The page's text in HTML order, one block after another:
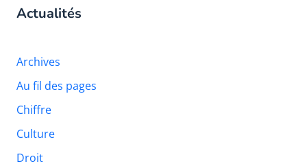
Actualités
Archives
Au fil des pages
Chiffre
Culture
Droit